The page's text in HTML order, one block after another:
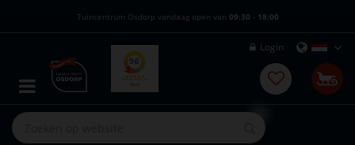
Tuincentrum Osdorp vandaag open van 09:30 - 18:00
Login